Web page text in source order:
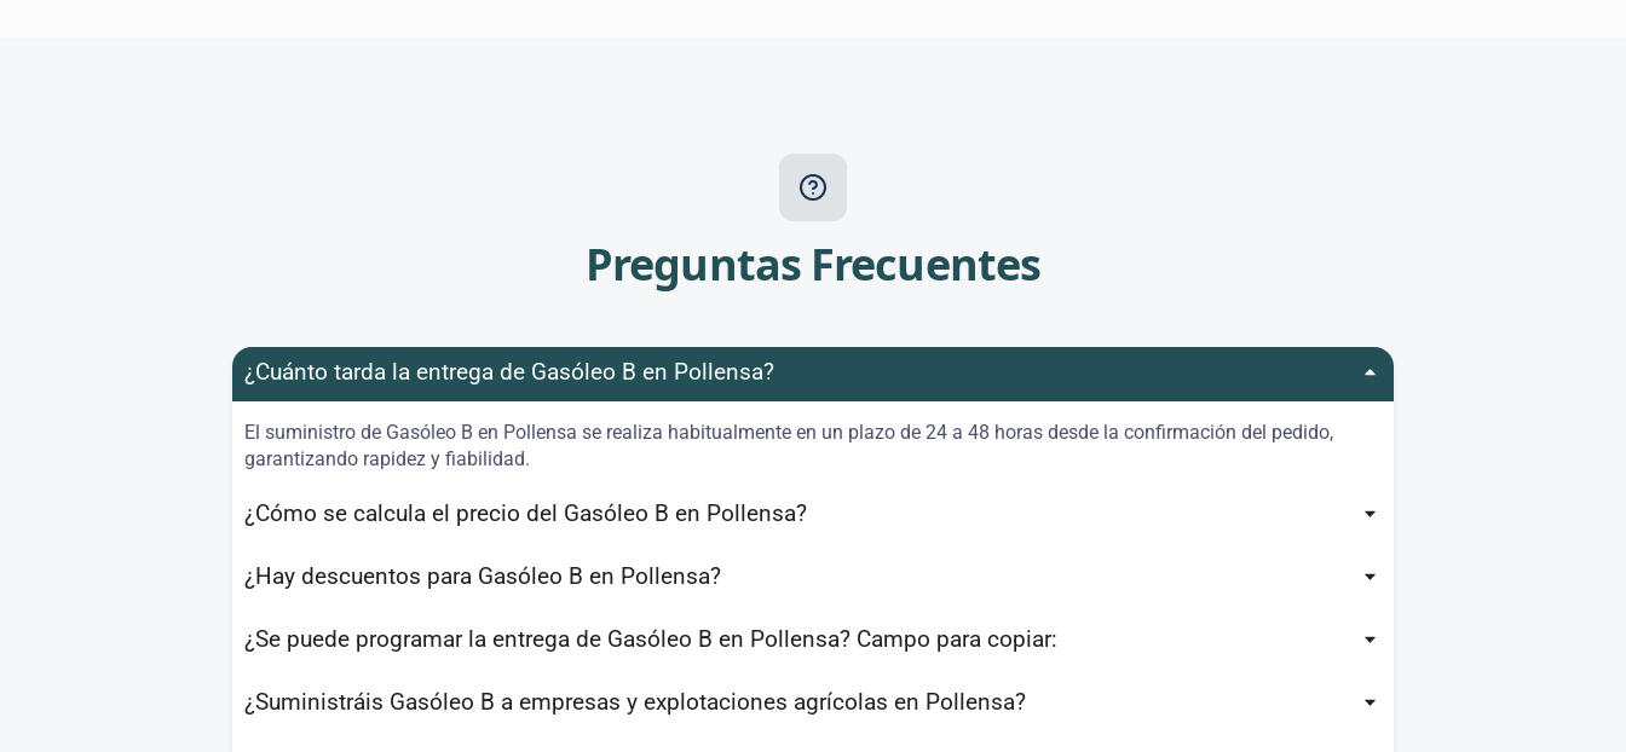
Preguntas Frecuentes
¿Cuánto tarda la entrega de Gasóleo B en Pollensa?
El suministro de Gasóleo B en Pollensa se realiza habitualmente en un plazo de 24 a 48 horas desde la confirmación del pedido,
garantizando rapidez y fiabilidad.
¿Cómo se calcula el precio del Gasóleo B en Pollensa?
¿Hay descuentos para Gasóleo B en Pollensa?
¿Se puede programar la entrega de Gasóleo B en Pollensa? Campo para copiar:
¿Suministráis Gasóleo B a empresas y explotaciones agrícolas en Pollensa?